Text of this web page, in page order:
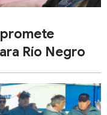
Río Negro